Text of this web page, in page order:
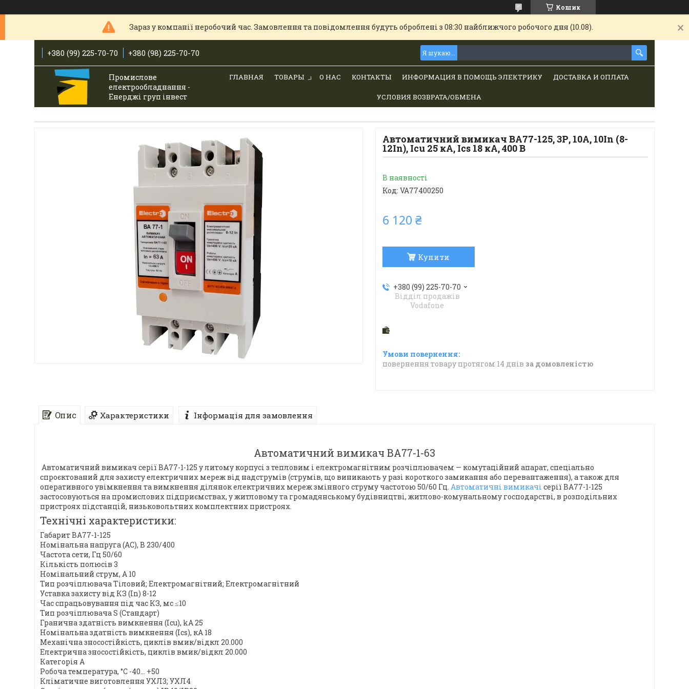
Кошик
Зараз у компанії неробочий час. Замовлення та повідомлення будуть оброблені з 08:30 найближчого робочого дня (10.08).
+380 (99) 225-70-70 +380 (98) 225-70-70
Промислове
електрообладнання -
Енерджі груп інвест
ГЛАВНАЯ ТОВАРЫ О НАС КОНТАКТЫ ИНФОРМАЦИЯ В ПОМОЩЬ ЭЛЕКТРИКУ ДОСТАВКА И ОПЛАТА
УСЛОВИЯ ВОЗВРАТА/ОБМЕНА
Автоматичний вимикач ВА77-125, 3Р, 10А, 10In (8-
12In), Icu 25 кА, Ics 18 кА, 400 В
В наявності
Код: VA77400250
6 120 ₴
Купити
+380 (99) 225-70-70
Відділ продажів
Vodafone
повернення товару протягом 14 днів за домовленістю
Опис Характеристики Інформація для замовлення
Автоматичний вимикач ВА77-1-63
Автоматичний вимикач серії ВА77-1-125 у литому корпусі з тепловим і електромагнітним розчіплювачем — комутаційний апарат, спеціально
спроєктований для захисту електричних мереж від надструмів (струмів, що виникають у разі короткого замикання або перевантаження), а також для
оперативного увімкнення та вимкнення ділянок електричних мереж змінного струму частотою 50/60 Гц. Автоматичні вимикачі серії ВА77-1-125
застосовуються на промислових підприємствах, у житловому та громадянському будівництві, житлово-комунальному господарстві, в розподільних
пристроях підстанцій, низьковольтних комплектних пристроях.
Технічні характеристики:
Габарит ВА77-1-125
Номінальна напруга (AC), B 230/400
Частота сети, Гц 50/60
Кількість полюсів 3
Номінальний струм, А 10
Тип розчіплювача Тіловий; Електромагнітний; Електромагнітний
Уставка захисту від КЗ (In) 8-12
Час спрацьовування під час КЗ, мс ≤10
Тип розчіплювача S (Стандарт)
Гранична здатність вимкнення (Icu), kA 25
Номінальна здатність вимкнення (Ics), кА 18
Механічна зносостійкість, циклів вмик/відкл 20.000
Електрична зносостійкість, циклів вмик/відкл 20.000
Категорія А
Робоча температура, °С -40... +50
Кліматичне виготовлення УХЛ3; УХЛ4